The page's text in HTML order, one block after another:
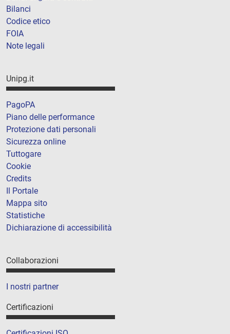
Bilanci
Codice etico
FOIA
Note legali
Unipg.it
PagoPA
Piano delle performance
Protezione dati personali
Sicurezza online
Tuttogare
Cookie
Credits
Il Portale
Mappa sito
Statistiche
Dichiarazione di accessibilità
Collaborazioni
I nostri partner
Certificazioni